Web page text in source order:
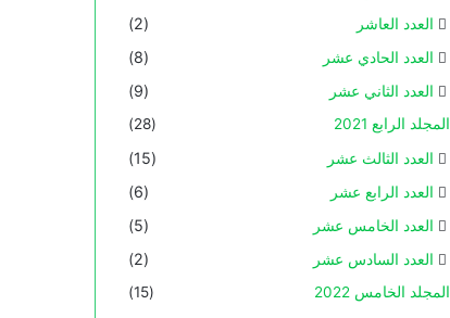
العدد العاشر
(2)
العدد الحادي عشر
(8)
العدد الثاني عشر
(9)
المجلد الرابع 2021 (28)
العدد الثالث عشر
(15)
العدد الرابع عشر
(6)
العدد الخامس عشر
(5)
العدد السادس عشر
(2)
المجلد الخامس 2022 (15)